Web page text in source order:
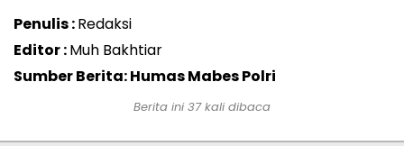
Penulis :Redaksi
Editor :Muh Bakhtiar
Sumber Berita: Humas Mabes Polri
Berita ini 37 kali dibaca